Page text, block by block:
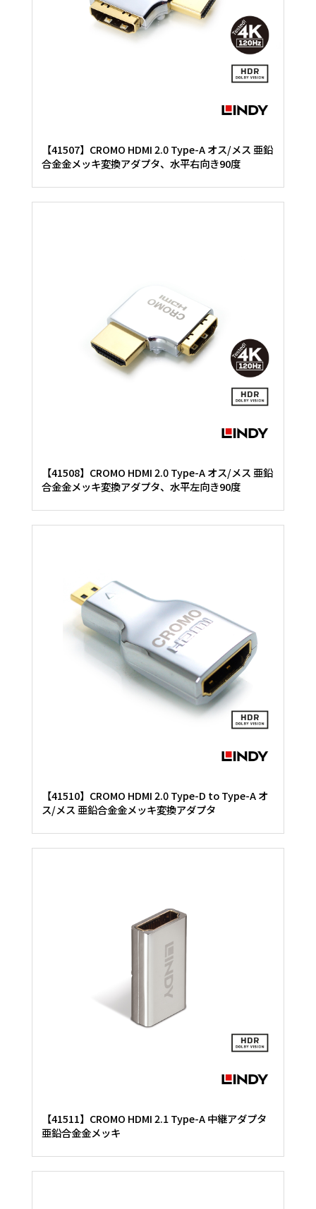
【41507】CROMO HDMI 2.0 Type-A オス/メス 亜鉛
合金金メッキ変換アダプタ、水平右向き90度
【41508】CROMO HDMI 2.0 Type-A オス/メス 亜鉛
合金金メッキ変換アダプタ、水平左向き90度
【41510】CROMO HDMI 2.0 Type-D to Type-A オ
ス/メス 亜鉛合金金メッキ変換アダプタ
【41511】CROMO HDMI 2.1 Type-A 中継アダプタ
亜鉛合金金メッキ